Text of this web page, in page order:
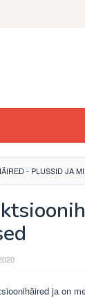
- PLUSSID JA
ja on